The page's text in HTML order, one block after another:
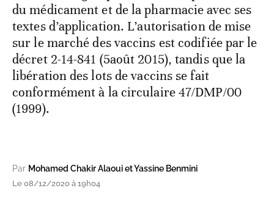
du médicament et de la pharmacie avec ses
textes d’application. L’autorisation de mise
sur le marché des vaccins est codifiée par le
décret 2-14-841 (5août 2015), tandis que la
libération des lots de vaccins se fait
conformément à la circulaire 47/DMP/00
(1999).
Par Mohamed Chakir Alaoui et Yassine Benmini
Le 08/12/2020 à 19h04